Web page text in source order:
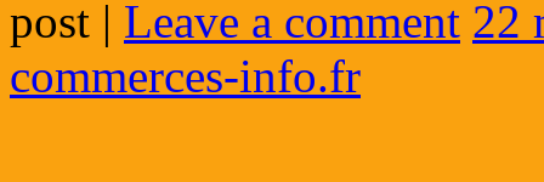
post | Leave a comment 22
commerces-info.fr